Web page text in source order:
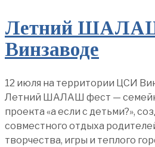
Летний
Винзаводе
12 июля на территории ЦСИ
Летний ШАЛАШ фест —
проекта «а если с детьми?»,
совместного отдыха
творчества, игры и теплого